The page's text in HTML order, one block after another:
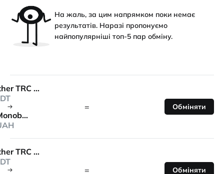
На жаль, за цим напрямком поки немає
результатів. Наразі пропонуємо
найпопулярніші топ-5 пар обміну.
Tether TRC 20
Monobank
= Обміняти
Tether TRC 20
= Обміняти